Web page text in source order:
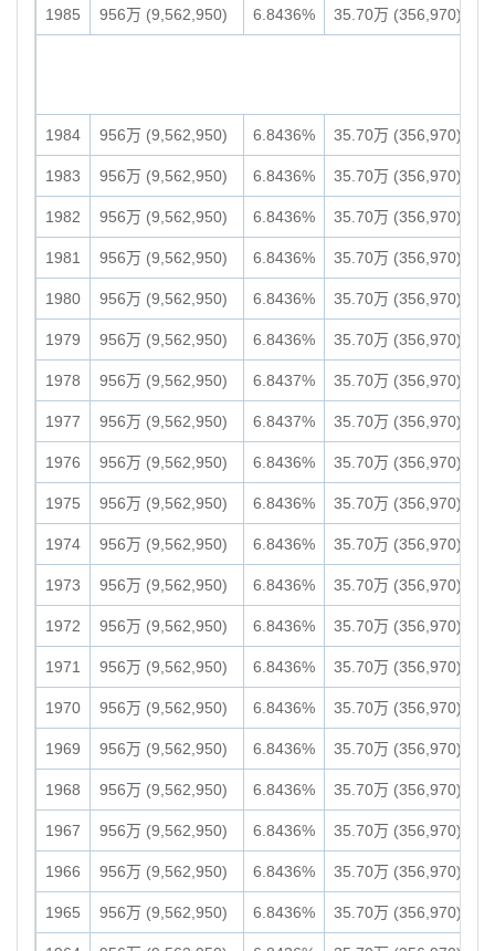
1985 956万 (9,562,950) 6.8436% 35.70万 (356,970)
1984 956万 (9,562,950) 6.8436% 35.70万 (356,970)
1983 956万 (9,562,950) 6.8436% 35.70万 (356,970)
1982 956万 (9,562,950) 6.8436% 35.70万 (356,970)
1981 956万 (9,562,950) 6.8436% 35.70万 (356,970)
1980 956万 (9,562,950) 6.8436% 35.70万 (356,970)
1979 956万 (9,562,950) 6.8436% 35.70万 (356,970)
1978 956万 (9,562,950) 6.8437% 35.70万 (356,970)
1977 956万 (9,562,950) 6.8437% 35.70万 (356,970)
1976 956万 (9,562,950) 6.8436% 35.70万 (356,970)
1975 956万 (9,562,950) 6.8436% 35.70万 (356,970)
1974 956万 (9,562,950) 6.8436% 35.70万 (356,970)
1973 956万 (9,562,950) 6.8436% 35.70万 (356,970)
1972 956万 (9,562,950) 6.8436% 35.70万 (356,970)
1971 956万 (9,562,950) 6.8436% 35.70万 (356,970)
1970 956万 (9,562,950) 6.8436% 35.70万 (356,970)
1969 956万 (9,562,950) 6.8436% 35.70万 (356,970)
1968 956万 (9,562,950) 6.8436% 35.70万 (356,970)
1967 956万 (9,562,950) 6.8436% 35.70万 (356,970)
1966 956万 (9,562,950) 6.8436% 35.70万 (356,970)
1965 956万 (9,562,950) 6.8436% 35.70万 (356,970)